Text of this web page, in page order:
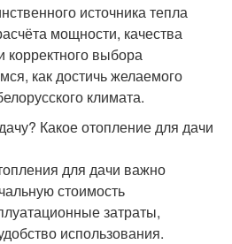
источника тепла
мощности, качества
выбора
как достичь желаемого
климата.
Какое отопление для дачи
для дачи важно
стоимость
затраты,
использования.